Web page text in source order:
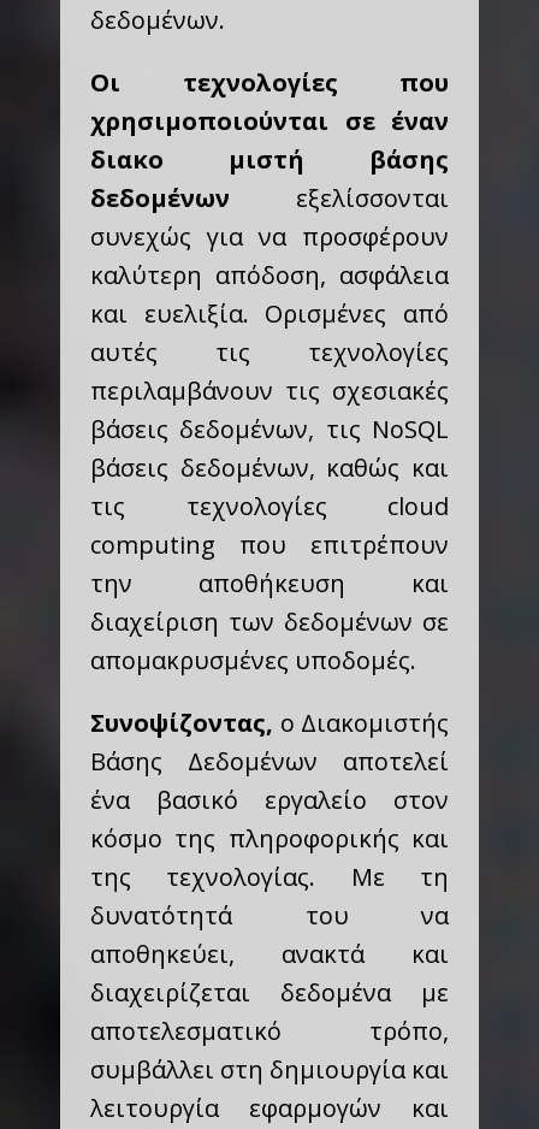
δεδομένων.
Οι τεχνολογίες που
χρησιμοποιούνται σε έναν
διακο μιστή βάσης
δεδομένων εξελίσσονται
συνεχώς για να προσφέρουν
καλύτερη απόδοση, ασφάλεια
και ευελιξία. Ορισμένες από
αυτές τις τεχνολογίες
περιλαμβάνουν τις σχεσιακές
βάσεις δεδομένων, τις NoSQL
βάσεις δεδομένων, καθώς και
τις τεχνολογίες cloud
computing που επιτρέπουν
την αποθήκευση και
διαχείριση των δεδομένων σε
απομακρυσμένες υποδομές.
Συνοψίζοντας, ο Διακομιστής
Βάσης Δεδομένων αποτελεί
ένα βασικό εργαλείο στον
κόσμο της πληροφορικής και
της τεχνολογίας. Με τη
δυνατότητά του να
αποθηκεύει, ανακτά και
διαχειρίζεται δεδομένα με
αποτελεσματικό τρόπο,
συμβάλλει στη δημιουργία και
λειτουργία εφαρμογών και